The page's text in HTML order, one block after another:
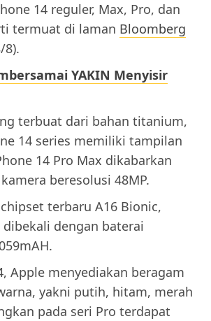
14 reguler, Max, Pro, dan
termuat di laman Bloomberg
8).
YAKIN Menyisir
terbuat dari bahan titanium,
14 series memiliki tampilan
14 Pro Max dikabarkan
beresolusi 48MP.
terbaru A16 Bionic,
dibekali dengan baterai
Apple menyediakan beragam
yakni putih, hitam, merah
pada seri Pro terdapat